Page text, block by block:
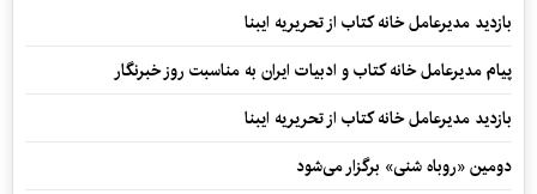
بازدید مدیرعامل خانه کتاب از تحریریه ایبنا
پیام مدیرعامل خانه کتاب و ادبیات ایران به مناسبت روز خبرنگار
بازدید مدیرعامل خانه کتاب از تحریریه ایبنا
دومین «روباه شنی» برگزار می‌شود